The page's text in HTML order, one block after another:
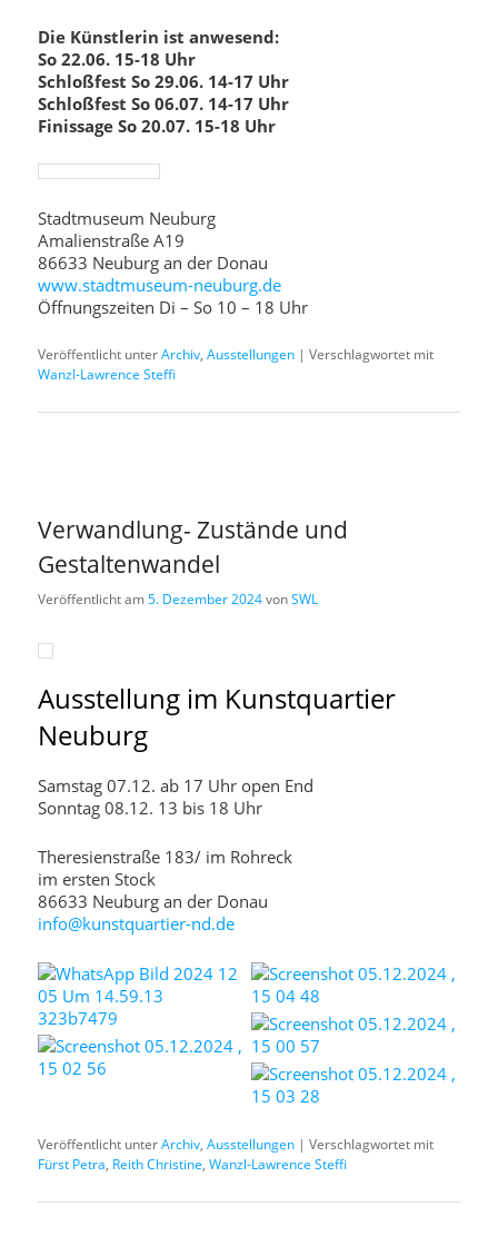
Die Künstlerin ist anwesend:
So 22.06. 15-18 Uhr
Schloßfest So 29.06. 14-17 Uhr
Schloßfest So 06.07. 14-17 Uhr
Finissage So 20.07. 15-18 Uhr
Stadtmuseum Neuburg
Amalienstraße A19
86633 Neuburg an der Donau
www.stadtmuseum-neuburg.de
Öffnungszeiten Di – So 10 – 18 Uhr
Veröffentlicht unterArchiv,Ausstellungen |Verschlagwortet mit
Wanzl-Lawrence Steffi
Verwandlung- Zustände und
Gestaltenwandel
Veröffentlicht am5. Dezember 2024vonSWL
Ausstellung im Kunstquartier
Neuburg
Samstag 07.12. ab 17 Uhr open End
Sonntag 08.12. 13 bis 18 Uhr
Theresienstraße 183/ im Rohreck
im ersten Stock
86633 Neuburg an der Donau
info@kunstquartier-nd.de
Veröffentlicht unterArchiv,Ausstellungen |Verschlagwortet mit
Fürst Petra, Reith Christine,Wanzl-Lawrence Steffi